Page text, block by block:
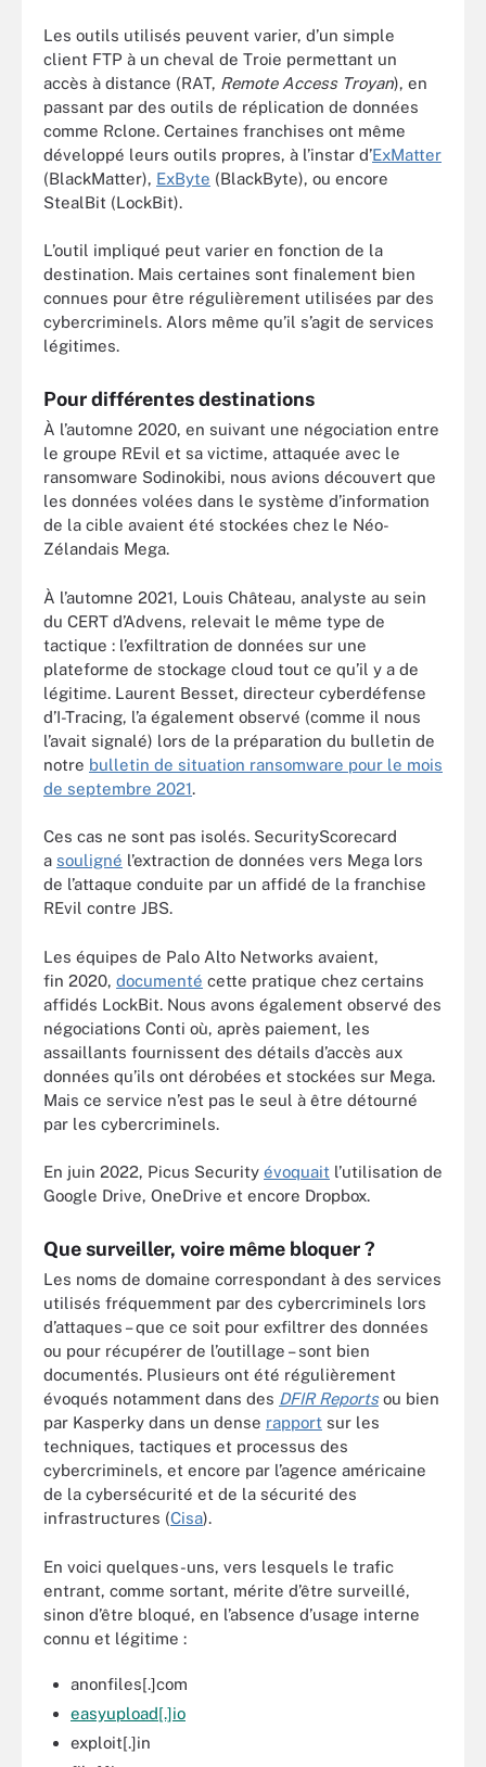
Les outils utilisés peuvent varier, d’un simple
client FTP à un cheval de Troie permettant un
accès à distance (RAT, Remote Access Troyan), en
passant par des outils de réplication de données
comme Rclone. Certaines franchises ont même
développé leurs outils propres, à l’instar d’ExMatter
(BlackMatter), ExByte (BlackByte), ou encore
StealBit (LockBit).
L’outil impliqué peut varier en fonction de la
destination. Mais certaines sont finalement bien
connues pour être régulièrement utilisées par des
cybercriminels. Alors même qu’il s’agit de services
légitimes.
Pour différentes destinations
À l’automne 2020, en suivant une négociation entre
le groupe REvil et sa victime, attaquée avec le
ransomware Sodinokibi, nous avions découvert que
les données volées dans le système d’information
de la cible avaient été stockées chez le Néo-
Zélandais Mega.
À l’automne 2021, Louis Château, analyste au sein
du CERT d’Advens, relevait le même type de
tactique : l’exfiltration de données sur une
plateforme de stockage cloud tout ce qu’il y a de
légitime. Laurent Besset, directeur cyberdéfense
d’I-Tracing, l’a également observé (comme il nous
l’avait signalé) lors de la préparation du bulletin de
notre bulletin de situation ransomware pour le mois
de septembre 2021.
Ces cas ne sont pas isolés. SecurityScorecard
a souligné l’extraction de données vers Mega lors
de l’attaque conduite par un affidé de la franchise
REvil contre JBS.
Les équipes de Palo Alto Networks avaient,
fin 2020, documenté cette pratique chez certains
affidés LockBit. Nous avons également observé des
négociations Conti où, après paiement, les
assaillants fournissent des détails d’accès aux
données qu’ils ont dérobées et stockées sur Mega.
Mais ce service n’est pas le seul à être détourné
par les cybercriminels.
En juin 2022, Picus Security évoquait l’utilisation de
Google Drive, OneDrive et encore Dropbox.
Que surveiller, voire même bloquer ?
Les noms de domaine correspondant à des services
utilisés fréquemment par des cybercriminels lors
d’attaques – que ce soit pour exfiltrer des données
ou pour récupérer de l’outillage – sont bien
documentés. Plusieurs ont été régulièrement
évoqués notamment dans des DFIR Reports ou bien
par Kasperky dans un dense rapport sur les
techniques, tactiques et processus des
cybercriminels, et encore par l’agence américaine
de la cybersécurité et de la sécurité des
infrastructures (Cisa).
En voici quelques-uns, vers lesquels le trafic
entrant, comme sortant, mérite d’être surveillé,
sinon d’être bloqué, en l’absence d’usage interne
connu et légitime :
anonfiles[.]com
easyupload[.]io
exploit[.]in